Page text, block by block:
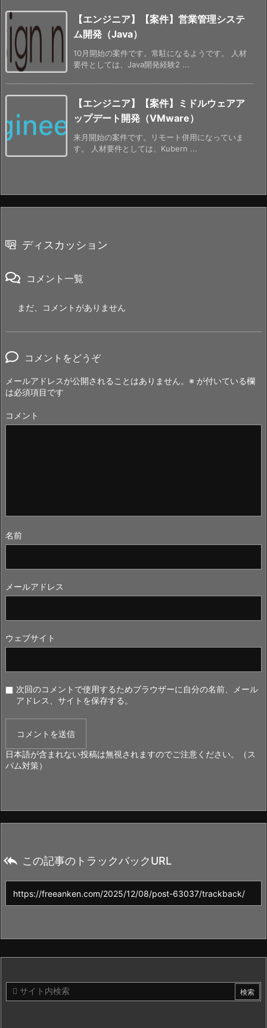
【エンジニア】【案件】営業管理システ
ム開発（Java）
10月開始の案件です。常駐になるようです。 人材
要件としては、Java開発経験2 ...
【エンジニア】【案件】ミドルウェアア
ップデート開発（VMware）
来月開始の案件です。リモート併用になっていま
す。 人材要件としては、Kubern ...
ディスカッション
コメント一覧
まだ、コメントがありません
コメントをどうぞ
メールアドレスが公開されることはありません。 ※ が付いている欄
は必須項目です
コメント
名前
メールアドレス
ウェブサイト
次回のコメントで使用するためブラウザーに自分の名前、メール
アドレス、サイトを保存する。
日本語が含まれない投稿は無視されますのでご注意ください。（ス
パム対策）
 この記事のトラックバックURL